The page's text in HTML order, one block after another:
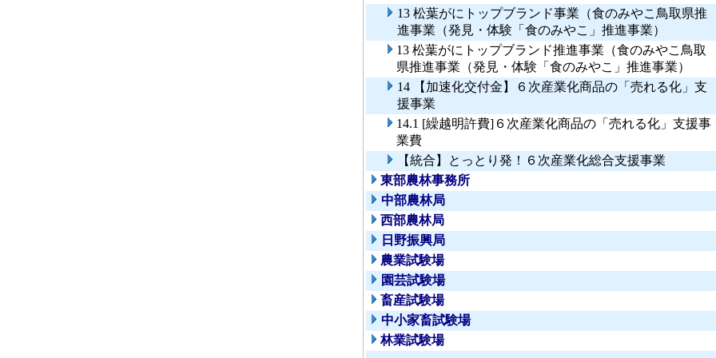
13 松葉がにトップブランド事業（食のみやこ鳥取県推
進事業（発見・体験「食のみやこ」推進事業）
13 松葉がにトップブランド推進事業（食のみやこ鳥取
県推進事業（発見・体験「食のみやこ」推進事業）
14 【加速化交付金】６次産業化商品の「売れる化」支
援事業
14.1 [繰越明許費]６次産業化商品の「売れる化」支援事
業費
【統合】とっとり発！６次産業化総合支援事業
東部農林事務所
中部農林局
西部農林局
日野振興局
農業試験場
園芸試験場
畜産試験場
中小家畜試験場
林業試験場